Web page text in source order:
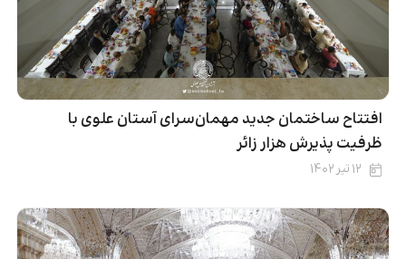
افتتاح ساختمان جدید مهمان‌سرای آستان علوی با
ظرفیت پذیرش هزار زائر
۱۲ تیر ۱۴۰۲